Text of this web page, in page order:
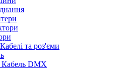
Кабелі та роз'єми
Кабель DMX